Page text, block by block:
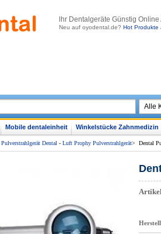
lhr Dentalgeräte Günstig
Neu auf oyodental.de? Hot Produkte
Mobile dentaleinheit Winkelstücke Zahnmedizin
Pulverstrahlgerät Dental - Luft Prophy Pulverstrahlgerät> Dental